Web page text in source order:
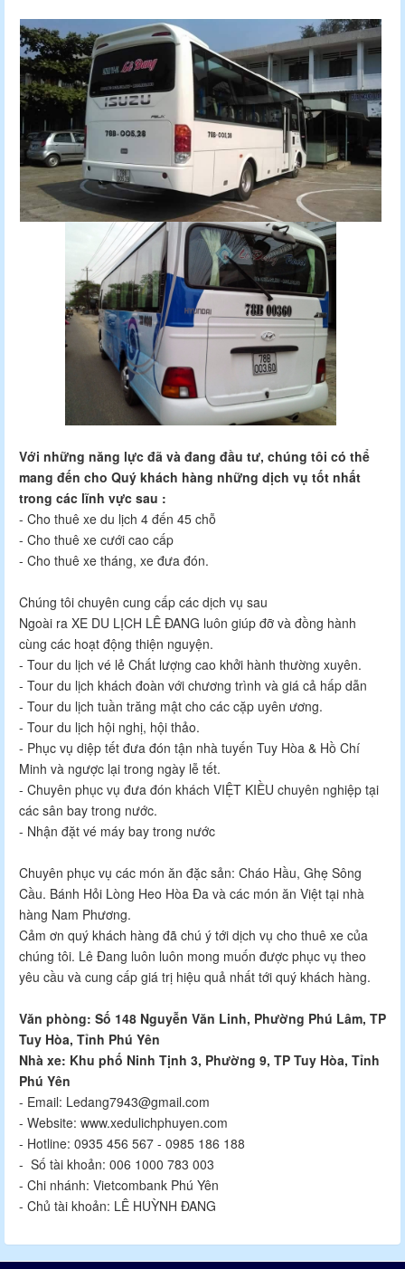
Với những năng lực đã và đang đầu tư, chúng tôi có thể
mang đến cho Quý khách hàng những dịch vụ tốt nhất
trong các lĩnh vực sau :
- Cho thuê xe du lịch 4 đến 45 chỗ
- Cho thuê xe cưới cao cấp
- Cho thuê xe tháng, xe đưa đón.
Chúng tôi chuyên cung cấp các dịch vụ sau
Ngoài ra XE DU LỊCH LÊ ĐANG luôn giúp đỡ và đồng hành
cùng các hoạt động thiện nguyện.
- Tour du lịch vé lẻ Chất lượng cao khởi hành thường xuyên.
- Tour du lịch khách đoàn với chương trình và giá cả hấp dẫn
- Tour du lịch tuần trăng mật cho các cặp uyên ương.
- Tour du lịch hội nghị, hội thảo.
- Phục vụ diệp tết đưa đón tận nhà tuyến Tuy Hòa & Hồ Chí
Minh và ngược lại trong ngày lễ tết.
- Chuyên phục vụ đưa đón khách VIỆT KIỀU chuyên nghiệp tại
các sân bay trong nước.
- Nhận đặt vé máy bay trong nước
Chuyên phục vụ các món ăn đặc sản: Cháo Hầu, Ghẹ Sông
Cầu. Bánh Hỏi Lòng Heo Hòa Đa và các món ăn Việt tại nhà
hàng Nam Phương.
Cảm ơn quý khách hàng đã chú ý tới dịch vụ cho thuê xe của
chúng tôi. Lê Đang luôn luôn mong muốn được phục vụ theo
yêu cầu và cung cấp giá trị hiệu quả nhất tới quý khách hàng.
Văn phòng: Số 148 Nguyễn Văn Linh, Phường Phú Lâm, TP
Tuy Hòa, Tỉnh Phú Yên
Nhà xe: Khu phố Ninh Tịnh 3, Phường 9, TP Tuy Hòa, Tỉnh
Phú Yên
- Email: Ledang7943@gmail.com
- Website: www.xedulichphuyen.com
- Hotline: 0935 456 567 - 0985 186 188
- Số tài khoản: 006 1000 783 003
- Chi nhánh: Vietcombank Phú Yên
- Chủ tài khoản: LÊ HUỲNH ĐANG